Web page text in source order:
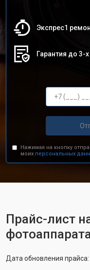
Экспрес1
Гарантия до 3-
Нажимая на кнопку
моих персональных
Прайс-лист
Дата обновления прайса: